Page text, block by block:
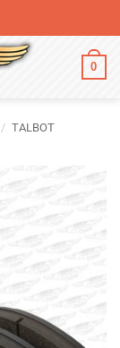
0
/ TALBOT